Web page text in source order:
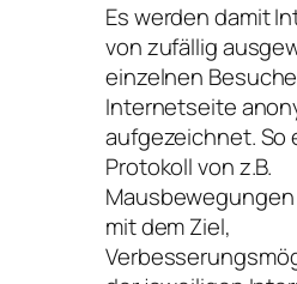
Es werden damit
von zufällig
einzelnen
Internetseite
aufgezeichnet.
Protokoll von z.B.
mit dem Ziel,